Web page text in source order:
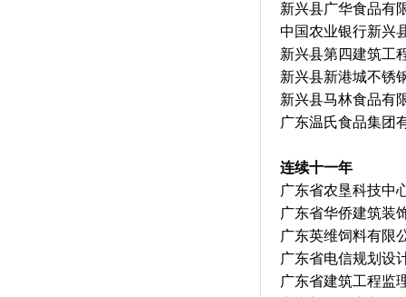
新兴县广华食品有
中国农业银行新兴
新兴县第四建筑工
新兴县新港城不锈
新兴县马林食品有
广东温氏食品集团
连续十一年
广东省农垦科技中
广东省华侨建筑装
广东英维饲料有限
广东省电信规划设
广东省建筑工程监